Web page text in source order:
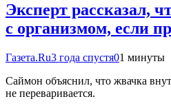
Эксперт рассказал,
с организмом, если
Газета.Ru3 года спустя01 минуты
Саймон объяснил, что жвачка
не переваривается.